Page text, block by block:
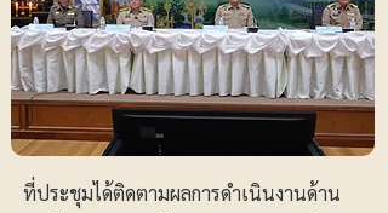
ที่ประชุมได้ติดตามผลการดำเนินงานด้าน